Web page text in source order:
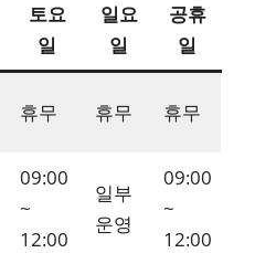
토요
일
일요
일
공휴
일
휴무 휴무 휴무
09:00
~
12:00
일부
운영
09:00
~
12:00